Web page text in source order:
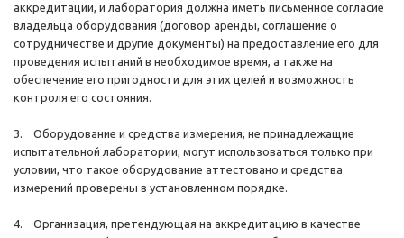
аккредитации, и лаборатория должна иметь письменное согласие
владельца оборудования (договор аренды, соглашение о
сотрудничестве и другие документы) на предоставление его для
проведения испытаний в необходимое время, а также на
обеспечение его пригодности для этих целей и возможность
контроля его состояния.
3. Оборудование и средства измерения, не принадлежащие
испытательной лаборатории, могут использоваться только при
условии, что такое оборудование аттестовано и средства
измерений проверены в установленном порядке.
4. Организация, претендующая на аккредитацию в качестве